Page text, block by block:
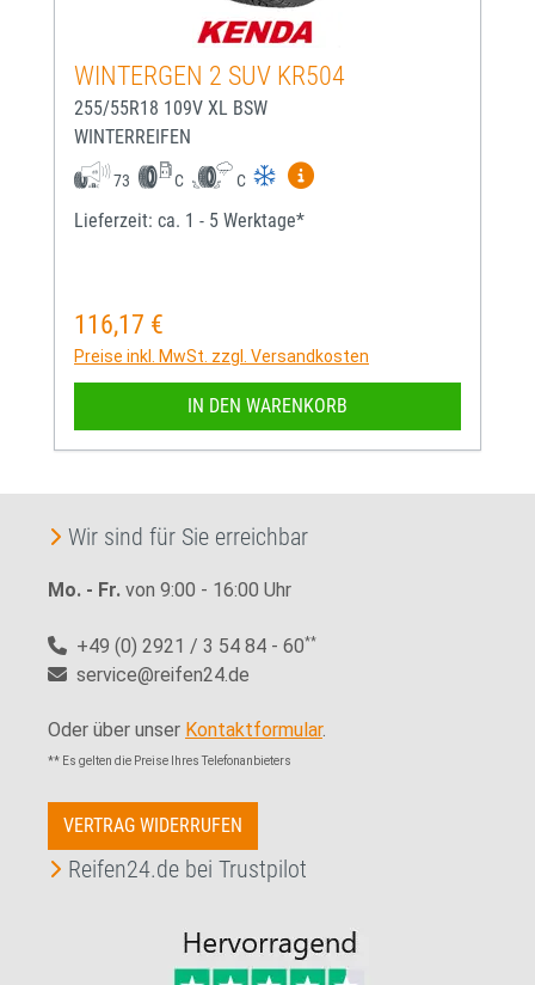
WINTERGEN 2 SUV KR504
255/55R18 109V XL BSW
WINTERREIFEN
73 C C
Mehr Informationen zum
Lieferzeit: ca. 1 - 5 Werktage*
Regulärer Preis:
116,17 €
Preise inkl. MwSt. zzgl. Versandkosten
IN DEN WARENKORB
Wir sind für Sie erreichbar
Mo. - Fr. von 9:00 - 16:00 Uhr
+49 (0) 2921 / 3 54 84 - 60**
service@reifen24.de
Oder über unser Kontaktformular.
** Es gelten die Preise Ihres Telefonanbieters
VERTRAG WIDERRUFEN
Reifen24.de bei Trustpilot